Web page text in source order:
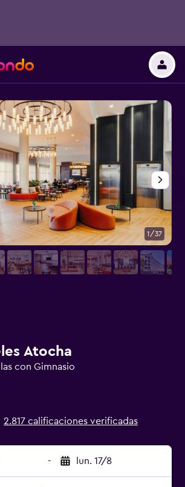
Atocha
con Gimnasio
2.817 calificaciones verificadas
- lun. 17/8
1/37